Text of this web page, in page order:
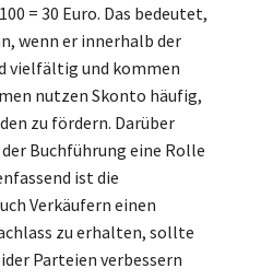
= 30 Euro. Das bedeutet,
wenn er innerhalb der
vielfältig und kommen
nutzen Skonto häufig,
zu fördern. Darüber
Buchführung eine Rolle
ist die
Verkäufern einen
zu erhalten, sollte
Parteien verbessern